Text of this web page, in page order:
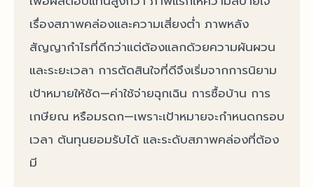
เรื่องสภาพคล่องและความเสี่ยงต่ำ ภาพหลัง
สัญญากำไรที่ดีกว่าแต่ต้องแลกด้วยความผันผวน
และระยะเวลา การตัดสินใจที่ดีจึงเริ่มจากการนิยาม
เป้าหมายให้ชัด—ค่าใช้จ่ายฉุกเฉิน การซื้อบ้าน การ
เกษียณ หรือมรดก—เพราะเป้าหมายจะกำหนดกรอบ
เวลา ต้นทุนยอมรับได้ และระดับสภาพคล่องที่ต้อง
มี